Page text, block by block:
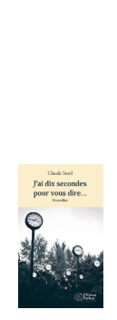
AJOUTER
PANIER
/
DÉTAILS